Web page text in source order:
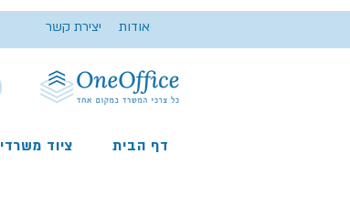
יצירת קשר אודות
דף הבית ציוד משרדי